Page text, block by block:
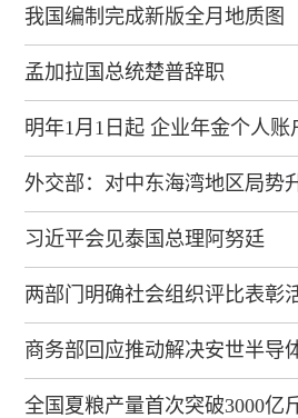
我国编制完成新版全月地质图
孟加拉国总统楚普辞职
明年1月1日起 企业年金个人
外交部：对中东海湾地区局势
习近平会见泰国总理阿努廷
两部门明确社会组织评比表彰
商务部回应推动解决安世半导
全国夏粮产量首次突破3000亿